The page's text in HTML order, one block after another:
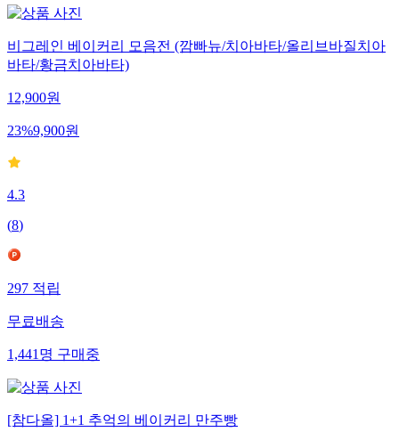
비그레인 베이커리 모음전 (깜빠뉴/치아바타/올리브바질치아
바타/황금치아바타)
12,900원
23%9,900원
4.3
(8)
297적립
무료배송
1,441명구매중
[참다올] 1+1 추억의 베이커리 만주빵